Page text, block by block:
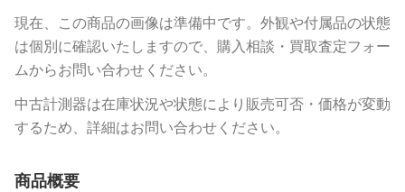
現在、この商品の画像は準備中です。外観や付属品の状態
は個別に確認いたしますので、購入相談・買取査定フォー
ムからお問い合わせください。
中古計測器は在庫状況や状態により販売可否・価格が変動
するため、詳細はお問い合わせください。
商品概要